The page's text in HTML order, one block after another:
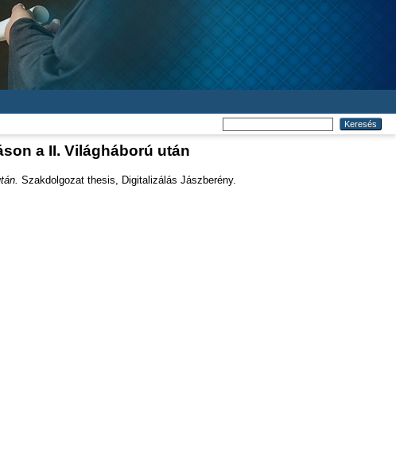
a II. Világháború után
Szakdolgozat thesis, Digitalizálás Jászberény.